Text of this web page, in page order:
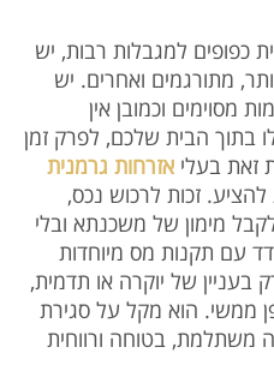
כפופים למגבלות רבות, יש
מתורגמים ואחרים. יש
מסוימים וכמובן אין
בתוך הבית שלכם, לפרק זמן
זאת בעלי אזרחות גרמנית
זכות לרכוש נכס,
מימון של משכנתא ובלי
עם תקנות מס מיוחדות
של יוקרה או תדמית,
ממשי. הוא מקל על סגירת
משתלמת, בטוחה ורווחית